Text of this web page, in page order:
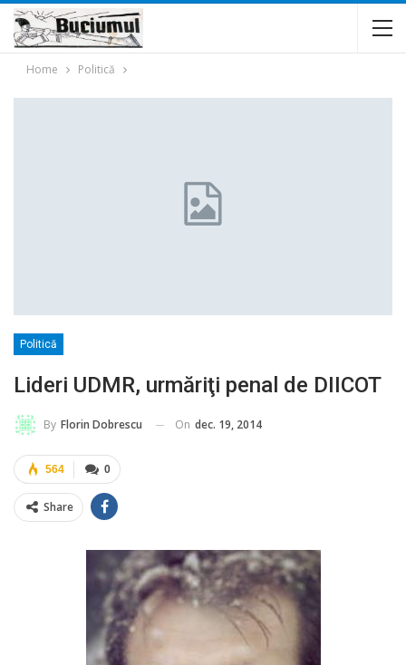
Home Politică
Politică
Lideri UDMR, urmăriţi penal de DIICOT
By Florin Dobrescu On dec. 19, 2014
0
564
Share